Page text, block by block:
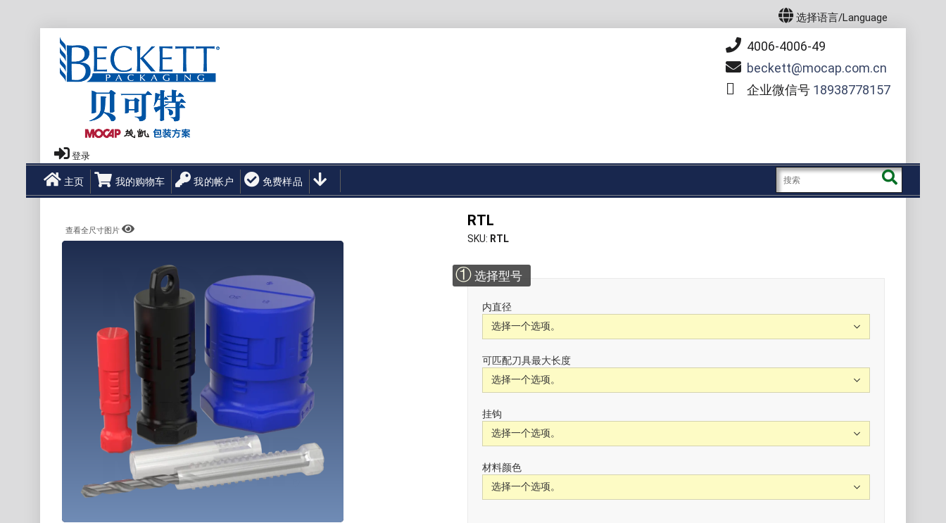
选择语言/Language
4006-4006-49
beckett
mocap.com.cn
企业微信号 18938778157
登录
主页 我的购物车 我的帐户 免费样品
RTL
SKU RTL
① 选择型号
内直径
可匹配刀具最大长度
挂钩
材料颜色
查看全尺寸图片